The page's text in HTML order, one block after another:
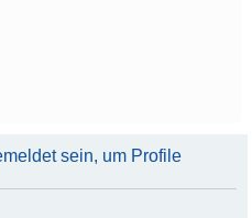
sein, um Profile